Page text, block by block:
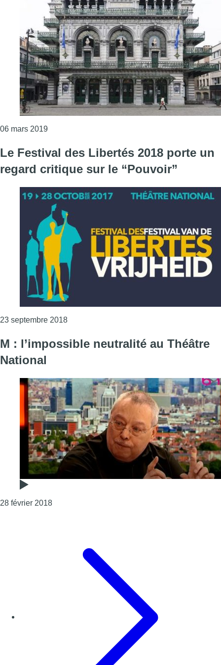
06 mars 2019Consulter l'article "La Monnaie, le Théâtre
Le Festival des Libertés 2018 porte un
regard critique sur le “Pouvoir”
23 septembre 2018Consulter l'article "Le Festival des Libertés
M : l’impossible neutralité au Théâtre
National
28 février 2018Consulter l'article "M : l’impossible neutralité au